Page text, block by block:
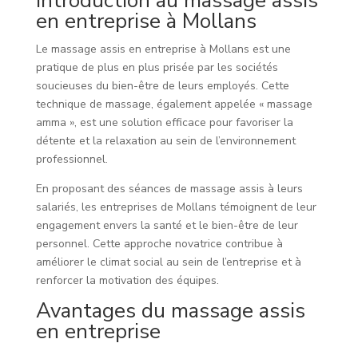
en entreprise à Mollans
Le massage assis en entreprise à Mollans est une
pratique de plus en plus prisée par les sociétés
soucieuses du bien-être de leurs employés. Cette
technique de massage, également appelée « massage
amma », est une solution efficace pour favoriser la
détente et la relaxation au sein de l’environnement
professionnel.
En proposant des séances de massage assis à leurs
salariés, les entreprises de Mollans témoignent de leur
engagement envers la santé et le bien-être de leur
personnel. Cette approche novatrice contribue à
améliorer le climat social au sein de l’entreprise et à
renforcer la motivation des équipes.
Avantages du massage assis
en entreprise